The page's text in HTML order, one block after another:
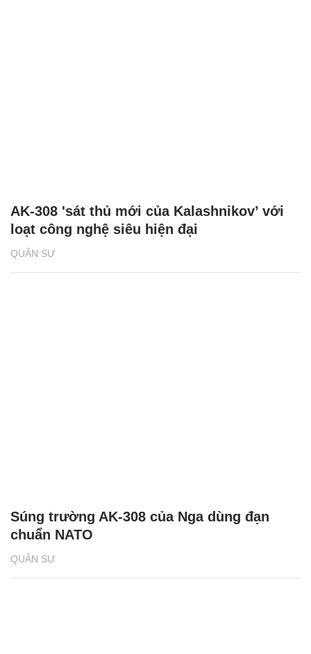
QUÂN SỰ
AK-308 'sát thủ mới của Kalashnikov’ với
loạt công nghệ siêu hiện đại
QUÂN SỰ
Súng trường AK-308 của Nga dùng đạn
chuẩn NATO